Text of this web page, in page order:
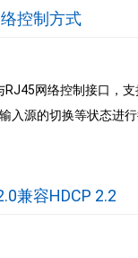
控制方式
RJ45网络控制接口，
入源的切换等状态进
兼容HDCP 2.2